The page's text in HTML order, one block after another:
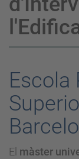
Escola
El màster